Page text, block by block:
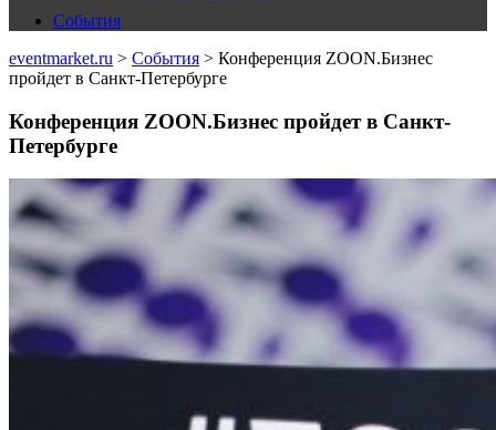
События
eventmarket.ru > События > Конференция ZOON.Бизнес
пройдет в Санкт-Петербурге
Конференция ZOON.Бизнес пройдет в Санкт-
Петербурге